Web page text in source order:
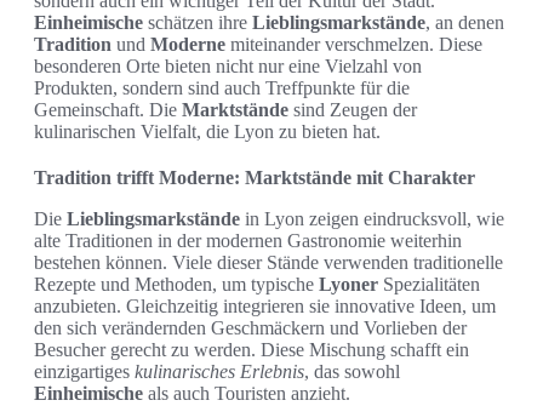
Einheimische schätzen ihre Lieblingsmarkstände, an denen
Tradition und Moderne miteinander verschmelzen. Diese
besonderen Orte bieten nicht nur eine Vielzahl von
Produkten, sondern sind auch Treffpunkte für die
Gemeinschaft. Die Marktstände sind Zeugen der
kulinarischen Vielfalt, die Lyon zu bieten hat.
Tradition trifft Moderne: Marktstände mit Charakter
Die Lieblingsmarkstände in Lyon zeigen eindrucksvoll, wie
alte Traditionen in der modernen Gastronomie weiterhin
bestehen können. Viele dieser Stände verwenden traditionelle
Rezepte und Methoden, um typische Lyoner Spezialitäten
anzubieten. Gleichzeitig integrieren sie innovative Ideen, um
den sich verändernden Geschmäckern und Vorlieben der
Besucher gerecht zu werden. Diese Mischung schafft ein
einzigartiges kulinarisches Erlebnis, das sowohl
Einheimische als auch Touristen anzieht.